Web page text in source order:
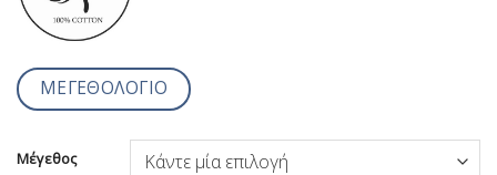
ΜΕΓΕΘΟΛΟΓΙΟ
Μέγεθος